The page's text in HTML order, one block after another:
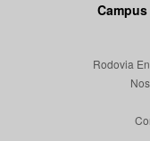
Rodovia